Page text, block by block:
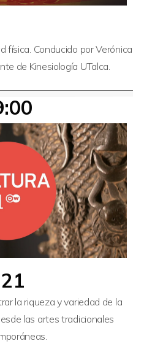
física. Conducido por Verónica
de Kinesiología UTalca.
la riqueza y variedad de la
las artes tradicionales